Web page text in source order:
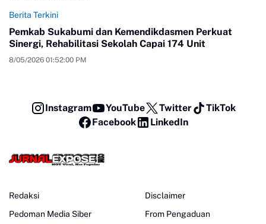
Berita Terkini
Pemkab Sukabumi dan Kemendikdasmen Perkuat
Sinergi, Rehabilitasi Sekolah Capai 174 Unit
8/05/2026 01:52:00 PM
Instagram YouTube Twitter
TikTok
Facebook
LinkedIn
Redaksi
Pedoman Media Siber
Disclaimer
From Pengaduan